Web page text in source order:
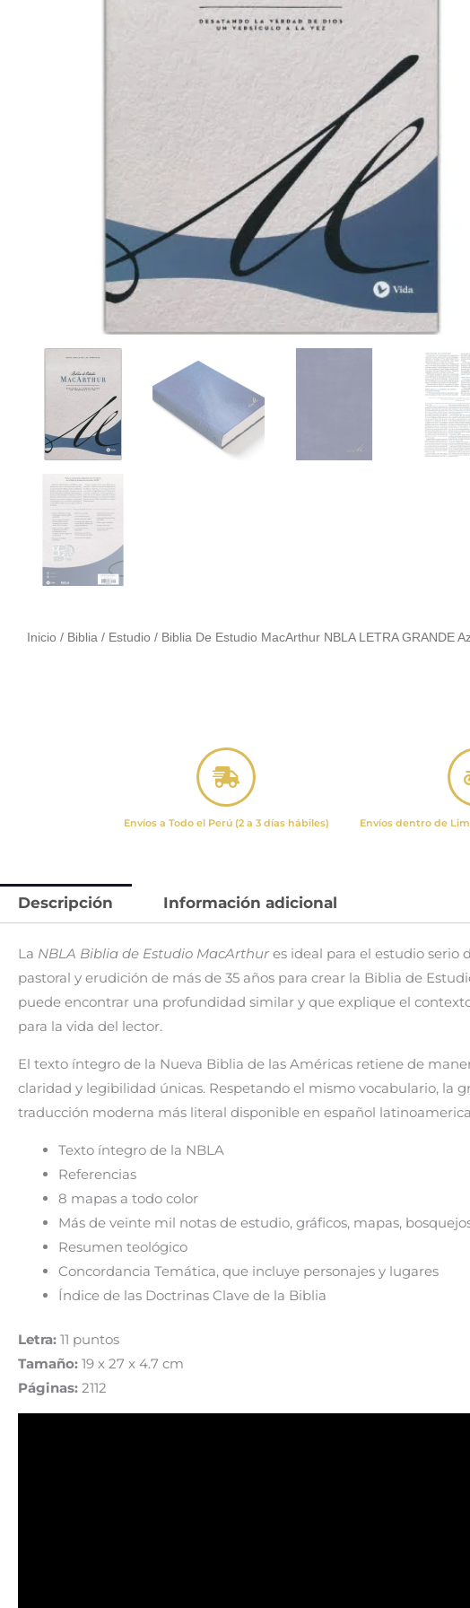
Inicio / Biblia / Estudio / Biblia De Estudio MacArthur NBLA LETRA GRANDE
Envíos a Todo el Perú (2 a 3 días hábiles) Envíos dentro de
Descripción Información adicional
La NBLA Biblia de Estudio MacArthur es ideal para el estudio serio
pastoral y erudición de más de 35 años para crear la Biblia de
puede encontrar una profundidad similar y que explique el
para la vida del lector.
El texto íntegro de la Nueva Biblia de las Américas retiene de
claridad y legibilidad únicas. Respetando el mismo vocabulario, la
traducción moderna más literal disponible en español
Texto íntegro de la NBLA
Referencias
8 mapas a todo color
Más de veinte mil notas de estudio, gráficos, mapas,
Resumen teológico
Concordancia Temática, que incluye personajes y lugares
Índice de las Doctrinas Clave de la Biblia
Letra: 11 puntos
Tamaño: 19 x 27 x 4.7 cm
Páginas: 2112